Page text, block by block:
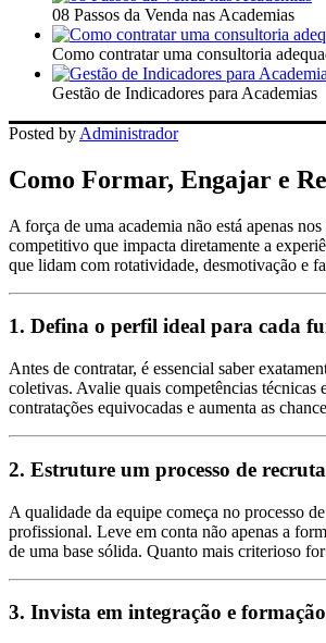
08 Passos da Venda nas Academias
Como contratar uma consultoria
Gestão de Indicadores para Academias
Posted by Administrador
Como Formar, Engajar e
A força de uma academia não está apenas
competitivo que impacta diretamente a
que lidam com rotatividade, desmotivação e
1. Defina o perfil ideal para cada
Antes de contratar, é essencial saber
coletivas. Avalie quais competências técnicas
contratações equivocadas e aumenta as
2. Estruture um processo de
A qualidade da equipe começa no processo
profissional. Leve em conta não apenas a
de uma base sólida. Quanto mais criterioso
3. Invista em integração e